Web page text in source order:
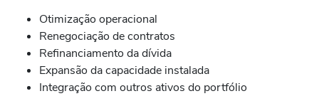
Otimização operacional
Renegociação de contratos
Refinanciamento da dívida
Expansão da capacidade instalada
Integração com outros ativos do portfólio